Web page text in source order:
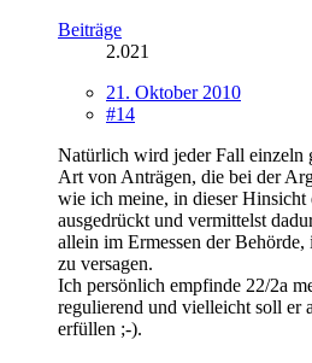
Beiträge
2.021
21. Oktober 2010
#14
Natürlich wird jeder Fall einzeln
Art von Anträgen, die bei der
wie ich meine, in dieser
ausgedrückt und vermittelst
allein im Ermessen der
zu versagen.
Ich persönlich empfinde 22/2a
regulierend und vielleicht soll er
erfüllen ;-).